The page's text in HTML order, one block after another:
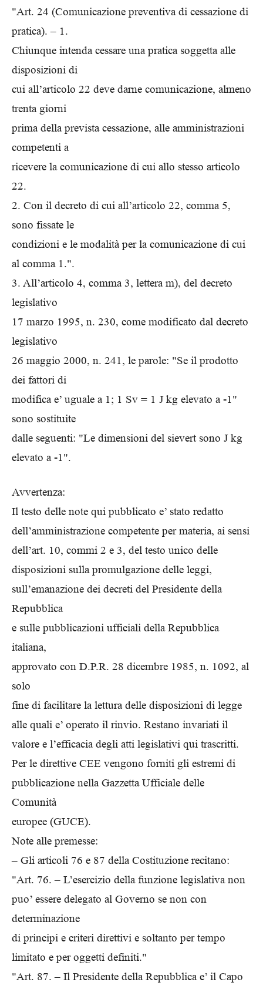
"Art. 24 (Comunicazione preventiva di cessazione di
pratica). – 1.
Chiunque intenda cessare una pratica soggetta alle
disposizioni di
cui all’articolo 22 deve darne comunicazione, almeno
trenta giorni
prima della prevista cessazione, alle amministrazioni
competenti a
ricevere la comunicazione di cui allo stesso articolo
22.
2. Con il decreto di cui all’articolo 22, comma 5,
sono fissate le
condizioni e le modalità per la comunicazione di cui
al comma 1.".
3. All’articolo 4, comma 3, lettera m), del decreto
legislativo
17 marzo 1995, n. 230, come modificato dal decreto
legislativo
26 maggio 2000, n. 241, le parole: "Se il prodotto
dei fattori di
modifica e’ uguale a 1; 1 Sv = 1 J kg elevato a -1"
sono sostituite
dalle seguenti: "Le dimensioni del sievert sono J kg
elevato a -1".
Avvertenza:
Il testo delle note qui pubblicato e’ stato redatto
dell’amministrazione competente per materia, ai sensi
dell’art. 10, commi 2 e 3, del testo unico delle
disposizioni sulla promulgazione delle leggi,
sull’emanazione dei decreti del Presidente della
Repubblica
e sulle pubblicazioni ufficiali della Repubblica
italiana,
approvato con D.P.R. 28 dicembre 1985, n. 1092, al
solo
fine di facilitare la lettura delle disposizioni di legge
alle quali e’ operato il rinvio. Restano invariati il
valore e l’efficacia degli atti legislativi qui trascritti.
Per le direttive CEE vengono forniti gli estremi di
pubblicazione nella Gazzetta Ufficiale delle
Comunità
europee (GUCE).
Note alle premesse:
– Gli articoli 76 e 87 della Costituzione recitano:
"Art. 76. – L’esercizio della funzione legislativa non
puo’ essere delegato al Governo se non con
determinazione
di principi e criteri direttivi e soltanto per tempo
limitato e per oggetti definiti."
"Art. 87. – Il Presidente della Repubblica e’ il Capo